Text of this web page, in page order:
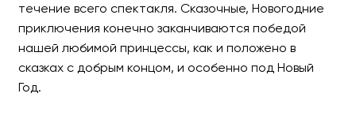
течение всего спектакля. Сказочные, Новогодние
приключения конечно заканчиваются победой
нашей любимой принцессы, как и положено в
сказках с добрым концом, и особенно под Новый
Год.